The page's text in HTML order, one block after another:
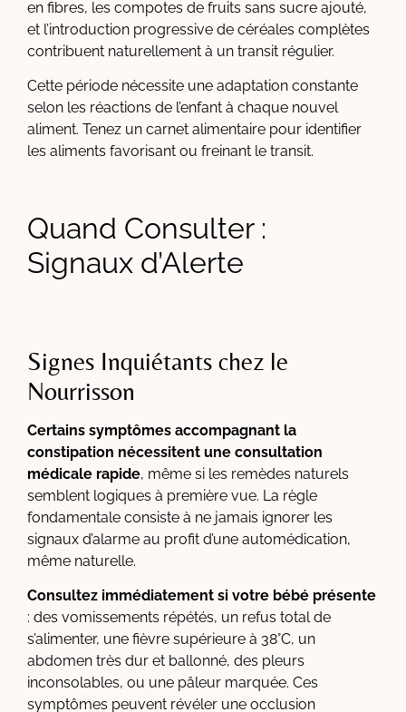
en fibres, les compotes de fruits sans sucre ajouté,
et l’introduction progressive de céréales complètes
contribuent naturellement à un transit régulier.
Cette période nécessite une adaptation constante
selon les réactions de l’enfant à chaque nouvel
aliment. Tenez un carnet alimentaire pour identifier
les aliments favorisant ou freinant le transit.
Quand Consulter :
Signaux d’Alerte
Signes Inquiétants chez le
Nourrisson
Certains symptômes accompagnant la
constipation nécessitent une consultation
médicale rapide, même si les remèdes naturels
semblent logiques à première vue. La règle
fondamentale consiste à ne jamais ignorer les
signaux d’alarme au profit d’une automédication,
même naturelle.
Consultez immédiatement si votre bébé présente
: des vomissements répétés, un refus total de
s’alimenter, une fièvre supérieure à 38°C, un
abdomen très dur et ballonné, des pleurs
inconsolables, ou une pâleur marquée. Ces
symptômes peuvent révéler une occlusion